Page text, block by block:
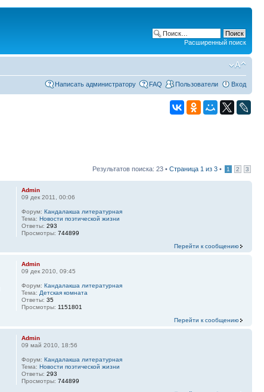
Расширенный поиск
Написать администратору FAQ Пользователи Вход
Результатов поиска: 23 • Страница 1 из 3 • 1 2 3
Admin
09 дек 2011, 00:06
Форум: Кандалакша литературная
Тема: Новости поэтической жизни
Ответы: 293
Просмотры: 744899
Перейти к сообщению
Admin
09 дек 2010, 09:45
Форум: Кандалакша литературная
Тема: Детская комната
Ответы: 35
Просмотры: 1151801
Перейти к сообщению
Admin
09 май 2010, 18:56
Форум: Кандалакша литературная
Тема: Новости поэтической жизни
Ответы: 293
Просмотры: 744899